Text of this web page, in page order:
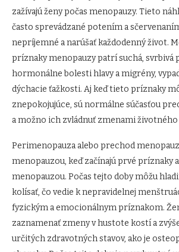
zažívajú ženy počas menopauzy. Tieto
často sprevádzané potením a
nepríjemné a narúšať každodenný život.
príznaky menopauzy patrí suchá, svrbivá
hormonálne bolesti hlavy a migrény,
dýchacie ťažkosti. Aj keď tieto príznaky
znepokojujúce, sú normálne súčasťou
a možno ich zvládnuť zmenami životného
Perimenopauza alebo prechod
menopauzou, keď začínajú prvé príznaky
menopauzou. Počas tejto doby môžu
kolísať, čo vedie k nepravidelnej
fyzickým a emocionálnym príznakom.
zaznamenať zmeny v hustote kostí a
určitých zdravotných stavov, ako je